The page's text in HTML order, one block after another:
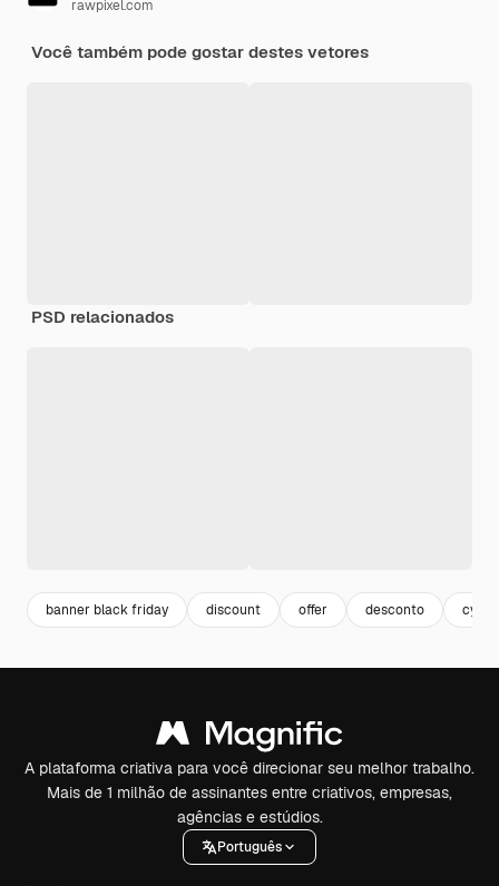
rawpixel.com
Você também pode gostar destes vetores
PSD relacionados
banner black friday discount offer desconto
A plataforma criativa para você direcionar seu melhor trabalho.
Mais de 1 milhão de assinantes entre criativos, empresas,
agências e estúdios.
Português